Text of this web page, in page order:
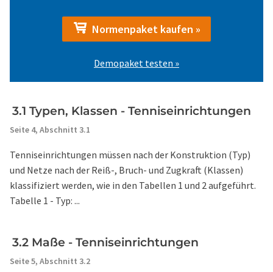
Normenpaket kaufen »
Demopaket testen »
3.1 Typen, Klassen - Tenniseinrichtungen
Seite 4, Abschnitt 3.1
Tenniseinrichtungen müssen nach der Konstruktion (Typ)
und Netze nach der Reiß-, Bruch- und Zugkraft (Klassen)
klassifiziert werden, wie in den Tabellen 1 und 2 aufgeführt.
Tabelle 1 - Typ: ...
3.2 Maße - Tenniseinrichtungen
Seite 5, Abschnitt 3.2